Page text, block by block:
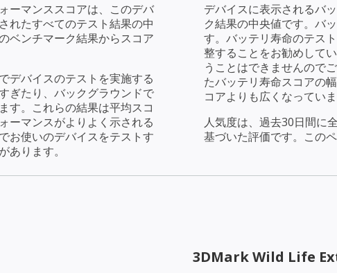
ーマンススコアは、このデバ
れたすべてのテスト結果の中
ベンチマーク結果からスコア
デバイスのテストを実施する
ぎたり、バックグラウンドで
す。これらの結果は平均スコ
ーマンスがよりよく示される
お使いのデバイスをテストす
あります。
デバイスに表示されるバ
ク結果の中央値です。バ
す。バッテリ寿命のテス
整することをお勧めして
うことはできませんので
たバッテリ寿命スコアの
コアよりも広くなってい
人気度は、過去30日間に
基づいた評価です。この
3DMark Wild Life